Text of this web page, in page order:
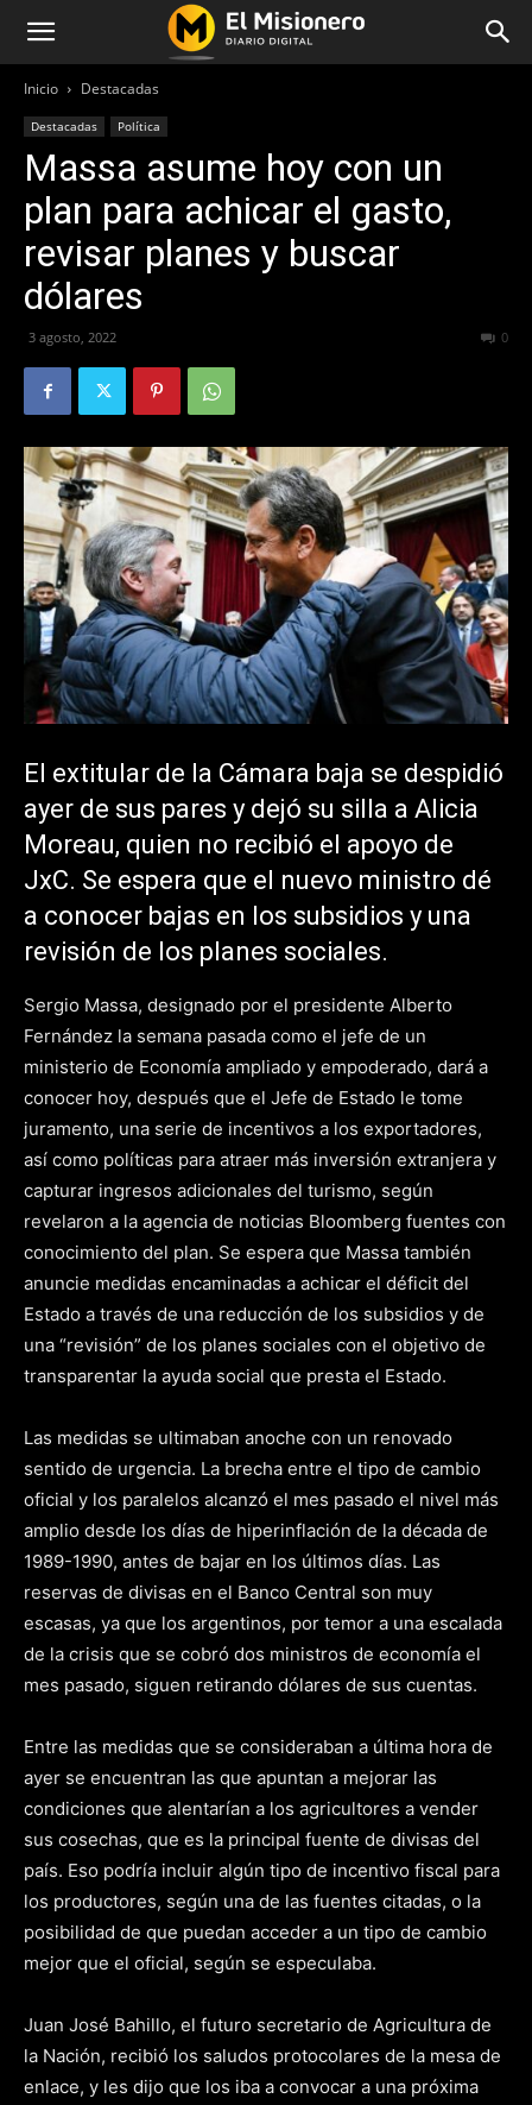
Inicio Destacadas
Destacadas Política
Massa asume hoy con un
plan para achicar el gasto,
revisar planes y buscar
dólares
3 agosto, 2022 0
El extitular de la Cámara baja se despidió
ayer de sus pares y dejó su silla a Alicia
Moreau, quien no recibió el apoyo de
JxC. Se espera que el nuevo ministro dé
a conocer bajas en los subsidios y una
revisión de los planes sociales.
Sergio Massa, designado por el presidente Alberto
Fernández la semana pasada como el jefe de un
ministerio de Economía ampliado y empoderado, dará a
conocer hoy, después que el Jefe de Estado le tome
juramento, una serie de incentivos a los exportadores,
así como políticas para atraer más inversión extranjera y
capturar ingresos adicionales del turismo, según
revelaron a la agencia de noticias Bloomberg fuentes con
conocimiento del plan. Se espera que Massa también
anuncie medidas encaminadas a achicar el déficit del
Estado a través de una reducción de los subsidios y de
una “revisión” de los planes sociales con el objetivo de
transparentar la ayuda social que presta el Estado.
Las medidas se ultimaban anoche con un renovado
sentido de urgencia. La brecha entre el tipo de cambio
oficial y los paralelos alcanzó el mes pasado el nivel más
amplio desde los días de hiperinflación de la década de
1989-1990, antes de bajar en los últimos días. Las
reservas de divisas en el Banco Central son muy
escasas, ya que los argentinos, por temor a una escalada
de la crisis que se cobró dos ministros de economía el
mes pasado, siguen retirando dólares de sus cuentas.
Entre las medidas que se consideraban a última hora de
ayer se encuentran las que apuntan a mejorar las
condiciones que alentarían a los agricultores a vender
sus cosechas, que es la principal fuente de divisas del
país. Eso podría incluir algún tipo de incentivo fiscal para
los productores, según una de las fuentes citadas, o la
posibilidad de que puedan acceder a un tipo de cambio
mejor que el oficial, según se especulaba.
Juan José Bahillo, el futuro secretario de Agricultura de
la Nación, recibió los saludos protocolares de la mesa de
enlace, y les dijo que los iba a convocar a una próxima